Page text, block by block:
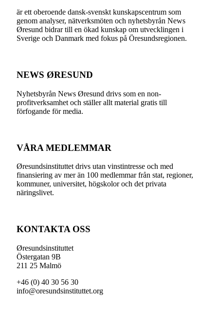
är ett oberoende dansk-svenskt kunskapscentrum som
genom analyser, nätverksmöten och nyhetsbyrån News
Øresund bidrar till en ökad kunskap om utvecklingen i
Sverige och Danmark med fokus på Öresundsregionen.
NEWS ØRESUND
Nyhetsbyrån News Øresund drivs som en non-
profitverksamhet och ställer allt material gratis till
förfogande för media.
VÅRA MEDLEMMAR
Øresundsinstituttet drivs utan vinst­intresse och med
finansiering av mer än 100 medlemmar från stat, regioner,
kommuner, universitet, högskolor och det privata
näringslivet.
KONTAKTA OSS
Øresundsinstituttet
Östergatan 9B
211 25 Malmö
+46 (0) 40 30 56 30
info@oresundsinstituttet.org